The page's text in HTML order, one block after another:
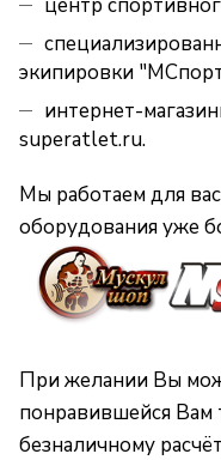
экипировки
интернет-
superatlet.ru.
Мы работаем для
оборудования уже
При желании Вы
понравившейся Вам
безналичному